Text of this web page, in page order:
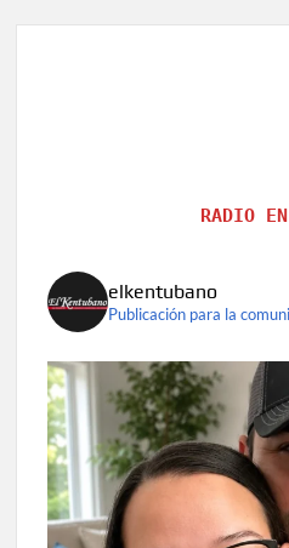
RADIO
elkentubano
Publicación para la